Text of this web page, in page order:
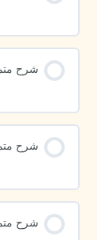
شرح
شرح
شرح